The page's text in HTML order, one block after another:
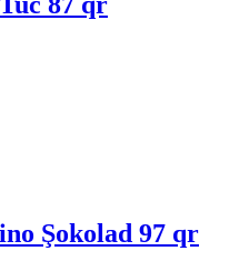
Şokolad 97 qr